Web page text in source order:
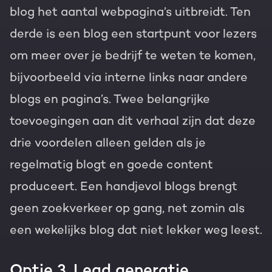
blog het aantal webpagina’s uitbreidt. Ten
derde is een blog een startpunt voor lezers
om meer over je bedrijf te weten te komen,
bijvoorbeeld via interne links naar andere
blogs en pagina’s. Twee belangrijke
toevoegingen aan dit verhaal zijn dat deze
drie voordelen alleen gelden als je
regelmatig blogt en goede content
produceert. Een handjevol blogs brengt
geen zoekverkeer op gang, net zomin als
een wekelijks blog dat niet lekker weg leest.